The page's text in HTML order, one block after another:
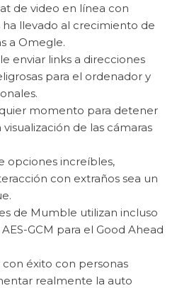
de video en línea con
ha llevado al crecimiento de
a Omegle.
enviar links a direcciones
para el ordenador y
momento para detener
de las cámaras
opciones increíbles,
con extraños sea un
de Mumble utilizan incluso
GCM para el Good Ahead
éxito con personas
realmente la auto